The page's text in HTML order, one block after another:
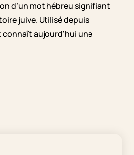
d’un mot hébreu signifiant
juive. Utilisé depuis
connaît aujourd'hui une